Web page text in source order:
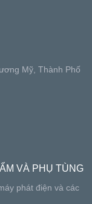
Mỹ, Thành Phố
VÀ PHỤ TÙNG
phát điện và các